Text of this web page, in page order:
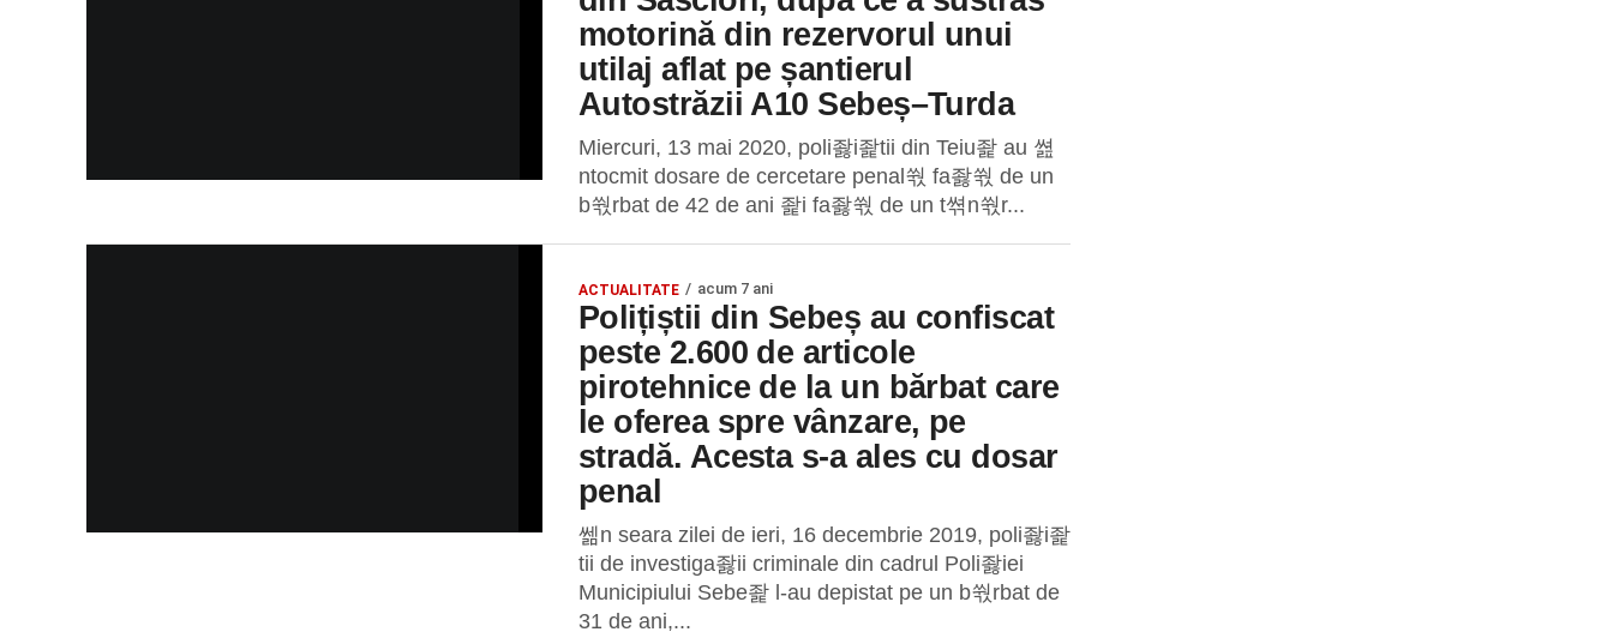
motorină din rezervorul unui
utilaj aflat pe șantierul
Autostrăzii A10 Sebeș–Turda
Miercuri, 13 mai 2020, poli좛i좙tii din Teiu좙 au 쎮
ntocmit dosare de cercetare penal쒃 fa좛쒃 de un
b쒃rbat de 42 de ani 좙i fa좛쒃 de un t쎢n쒃r...
ACTUALITATE acum 7 ani
Polițiștii din Sebeș au confiscat
peste 2.600 de articole
pirotehnice de la un bărbat care
le oferea spre vânzare, pe
stradă. Acesta s-a ales cu dosar
penal
쎎n seara zilei de ieri, 16 decembrie 2019, poli좛i좙
tii de investiga좛ii criminale din cadrul Poli좛iei
Municipiului Sebe좙 l-au depistat pe un b쒃rbat de
31 de ani,...